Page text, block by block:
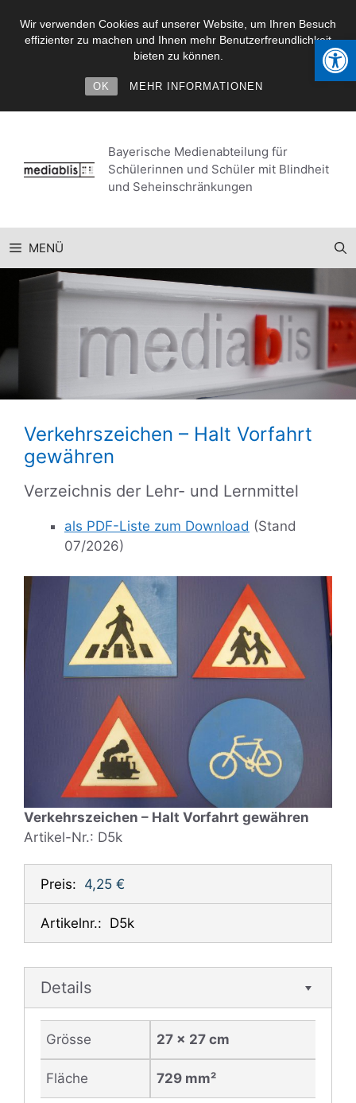
Wir verwenden Cookies auf unserer Website, um Ihren Besuch
effizienter zu machen und Ihnen mehr Benutzerfreundlichkeit
bieten zu können.
OK MEHR INFORMATIONEN
springen
Bayerische Medienabteilung für
Schülerinnen und Schüler mit Blindheit
und Seheinschränkungen
MENÜ
Verkehrszeichen – Halt Vorfahrt
gewähren
Verzeichnis der Lehr- und Lernmittel
als PDF-Liste zum Download (Stand
07/2026)
Verkehrszeichen – Halt Vorfahrt gewähren
Artikel-Nr.: D5k
Preis: 4,25 €
Artikelnr.: D5k
Details
Grösse 27 x 27 cm
Fläche 729 mm²